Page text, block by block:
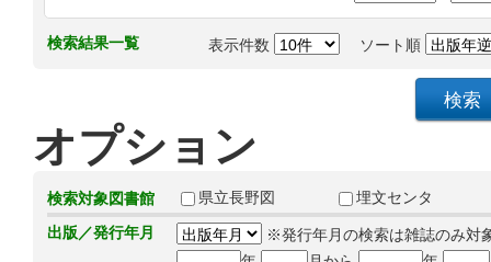
検索結果一覧 表示件数 ソート順
オプション
検索対象図書館 県立長野図
埋文センタ
出版／発行年月
※発行年月の検索は雑誌のみ対